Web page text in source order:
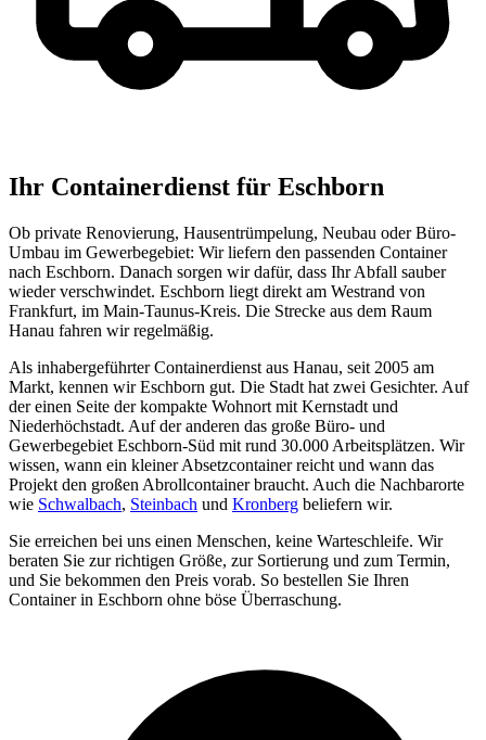
Ihr Containerdienst für Eschborn
Ob private Renovierung, Hausentrümpelung, Neubau oder Büro-
Umbau im Gewerbegebiet: Wir liefern den passenden Container
nach Eschborn. Danach sorgen wir dafür, dass Ihr Abfall sauber
wieder verschwindet. Eschborn liegt direkt am Westrand von
Frankfurt, im Main-Taunus-Kreis. Die Strecke aus dem Raum
Hanau fahren wir regelmäßig.
Als inhabergeführter Containerdienst aus Hanau, seit 2005 am
Markt, kennen wir Eschborn gut. Die Stadt hat zwei Gesichter. Auf
der einen Seite der kompakte Wohnort mit Kernstadt und
Niederhöchstadt. Auf der anderen das große Büro- und
Gewerbegebiet Eschborn-Süd mit rund 30.000 Arbeitsplätzen. Wir
wissen, wann ein kleiner Absetzcontainer reicht und wann das
Projekt den großen Abrollcontainer braucht. Auch die Nachbarorte
wie Schwalbach, Steinbach und Kronberg beliefern wir.
Sie erreichen bei uns einen Menschen, keine Warteschleife. Wir
beraten Sie zur richtigen Größe, zur Sortierung und zum Termin,
und Sie bekommen den Preis vorab. So bestellen Sie Ihren
Container in Eschborn ohne böse Überraschung.